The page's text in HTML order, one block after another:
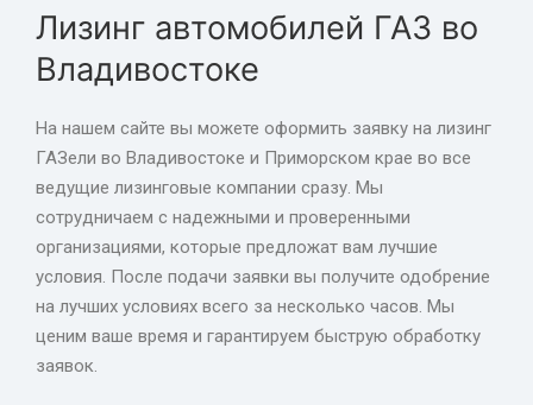
Лизинг автомобилей ГАЗ во
Владивостоке
На нашем сайте вы можете оформить заявку на лизинг
ГАЗели во Владивостоке и Приморском крае во все
ведущие лизинговые компании сразу. Мы
сотрудничаем с надежными и проверенными
организациями, которые предложат вам лучшие
условия. После подачи заявки вы получите одобрение
на лучших условиях всего за несколько часов. Мы
ценим ваше время и гарантируем быструю обработку
заявок.